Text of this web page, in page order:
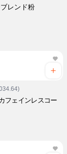
レンド粉
フェインレスコー